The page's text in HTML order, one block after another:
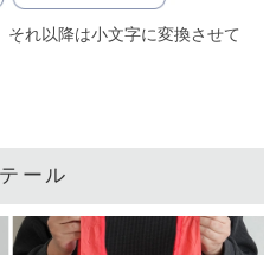
れ以降は小文字に変換させて
ール